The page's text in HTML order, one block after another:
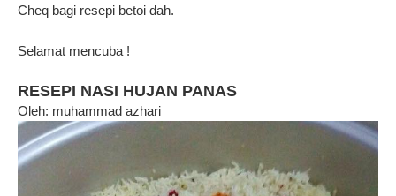
Cheq bagi resepi betoi dah.
Selamat mencuba !
RESEPI NASI HUJAN PANAS
Oleh: muhammad azhari